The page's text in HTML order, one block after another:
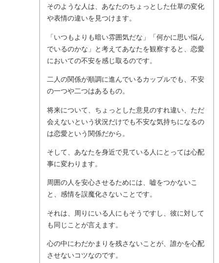
そのような人は、あなたのちょっとした仕草の変化
や表情の違いを見つけます。
「いつもよりも暗い雰囲気だな」「何かに思い悩ん
でいるのかな」と考えてあなたを観察すると、恋愛
においての不安を感じ取るのです。
二人の関係が順調に進んでいるカップルでも、不安
の一つや二つはあるもの。
将来について、ちょっとした意見のすれ違い、ただ
会えないという状況だけでも不安な気持ちになるの
は恋愛という関係だから。
そして、あなたを身近で見ている人にとっては心配
事に変わります。
周囲の人を安心させるためには、嘘をつかないこ
と、感情を誤魔化さないことです。
それは、周りにいる人にもそうですし、彼に対して
も同じことが言えます。
心の中にわだかまりを残さないことが、誰かを心配
させないコツなのです。